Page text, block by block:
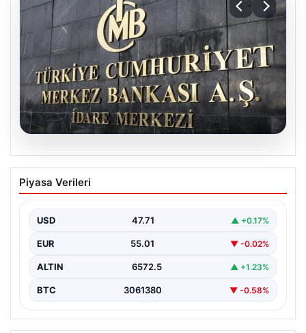
05.08.2026
Merkez Bankası Nisan Ayı Faiz Kararı Ne
Zaman Açıklanacak? Ekonomistlerin
Türkiye Cumhuriyet Merkez Bankası (TCMB) Para
üzere…
Piyasa Verileri
USD 47.71 ▲ +0.17%
EUR 55.01 ▼ -0.02%
ALTIN 6572.5 ▲ +1.23%
BTC 3061380 ▼ -0.58%